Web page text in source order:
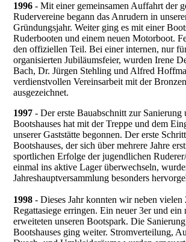
1996 - Mit einer gemeinsamen Auffahrt der
Rudervereine begann das Anrudern in
Gründungsjahr. Weiter ging es mit einer
Ruderbooten und einem neuen Motorboot.
den offiziellen Teil. Bei einer internen, nur
organisierten Jubiläumsfeier, wurden Irene
Bach, Dr. Jürgen Stehling und Alfred
verdienstvollen Vereinsarbeit mit der
ausgezeichnet.
1997 - Der erste Bauabschnitt zur Sanierung
Bootshauses hat mit der Treppe und dem
unserer Gaststätte begonnen. Der erste
Bootshauses, der sich über mehrere Jahre
sportlichen Erfolge der jugendlichen
einmal ins aktive Lager überwechseln,
Jahreshauptversammlung besonders
1998 - Dieses Jahr konnten wir neben vielen
Regattasiege erringen. Ein neuer 3er und ein
erweiteten unseren Bootspark. Die Sanierung
Bootshauses ging weiter. Stromverteilung,